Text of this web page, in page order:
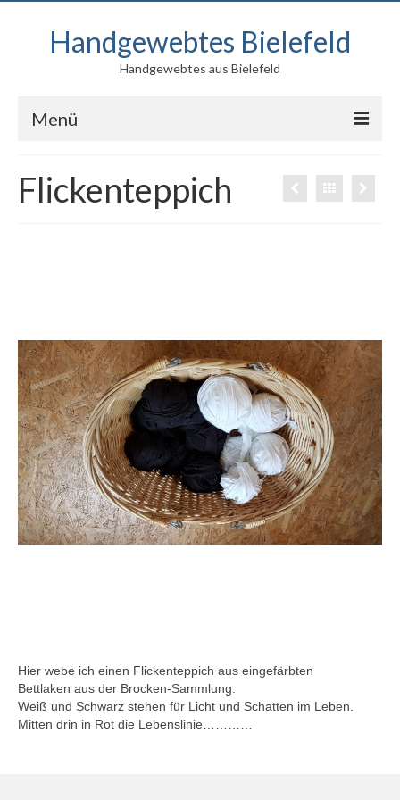
Handgewebtes Bielefeld
Handgewebtes aus Bielefeld
Menü
Produkte
Flickenteppich
Hier webe ich einen Flickenteppich aus eingefärbten
Bettlaken aus der Brocken-Sammlung.
Weiß und Schwarz stehen für Licht und Schatten im Leben.
Mitten drin in Rot die Lebenslinie…………